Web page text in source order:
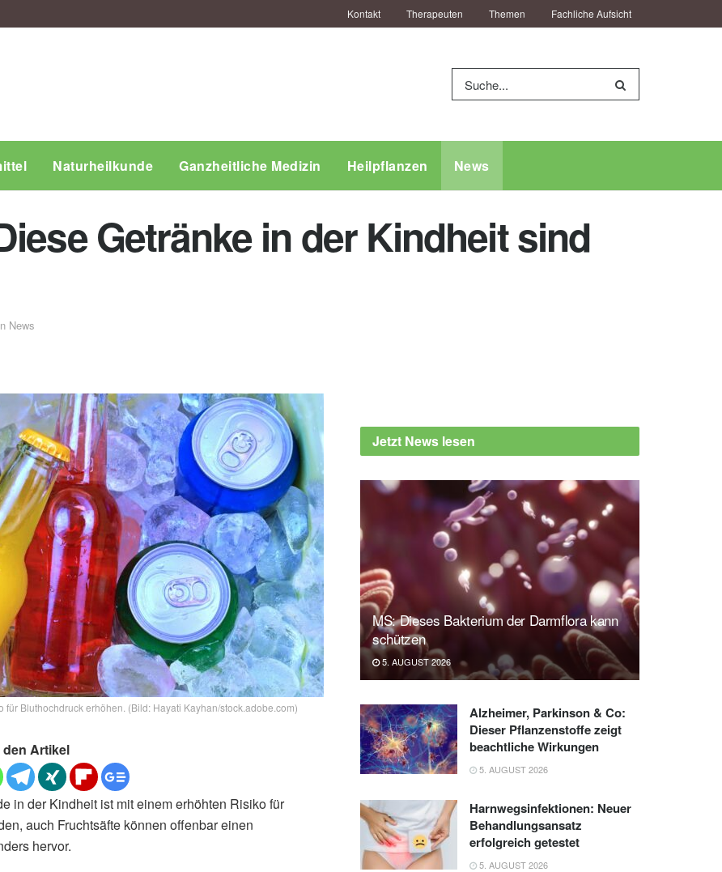
Kontakt Therapeuten Themen Fachliche Aufsicht
Naturheilkunde Ganzheitliche Medizin Heilpflanzen News
Getränke in der Kindheit sind
News
Bluthochdruck erhöhen. (Bild: Hayati Kayhan/stock.adobe.com)
den Artikel
in der Kindheit ist mit einem erhöhten Risiko für
auch Fruchtsäfte können offenbar einen
hervor.
Jetzt News lesen
MS: Dieses Bakterium der Darmflora kann
schützen
5. AUGUST 2026
Alzheimer, Parkinson & Co:
Dieser Pflanzenstoffe zeigt
beachtliche Wirkungen
5. AUGUST 2026
Harnwegsinfektionen: Neuer
Behandlungsansatz
erfolgreich getestet
5. AUGUST 2026